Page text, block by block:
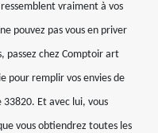
vraiment à vos
pouvez pas vous en priver
passez chez Comptoir art
pour remplir vos envies de
33820. Et avec lui, vous
vous obtiendrez toutes les